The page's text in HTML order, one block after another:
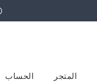
المتجر الحساب